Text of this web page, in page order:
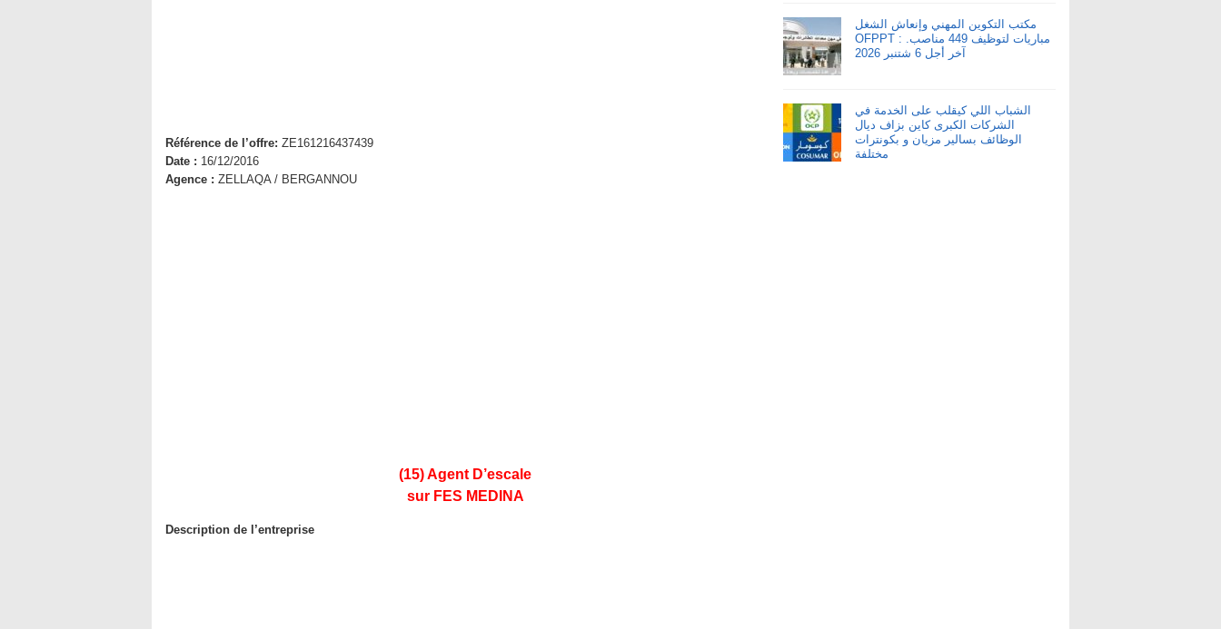
Référence de l’offre: ZE161216437439
Date : 16/12/2016
Agence : ZELLAQA / BERGANNOU
(15) Agent D’escale
sur FES MEDINA
Description de l’entreprise
مكتب التكوين المهني وإنعاش الشغل
OFPPT : مباريات لتوظيف 449 مناصب.
آخر أجل 6 شتنبر 2026
الشباب اللي كيقلب على الخدمة في
الشركات الكبرى كاين بزاف ديال
الوظائف بسالير مزيان و بكونترات
مختلفة